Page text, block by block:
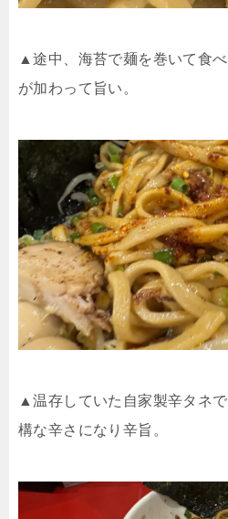
▲途中、海苔で麺を巻いて食
が加わって旨い。
▲温存していた自家製辛タネ
構な辛さになり辛旨。